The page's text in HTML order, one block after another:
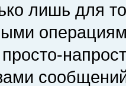
лишь для